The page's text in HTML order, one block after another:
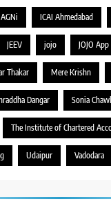
ICAI Ahmedabad
JEEV jojo JOJO App
Thakar Mere Krishn
Dangar Sonia
The Institute of Chartered
Udaipur Vadodara